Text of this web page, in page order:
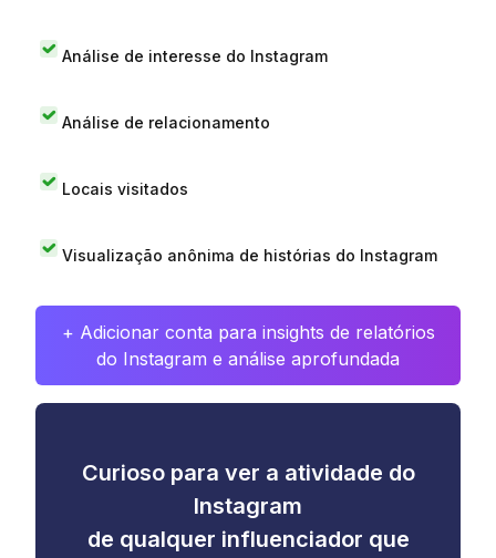
Análise de interesse do Instagram
Análise de relacionamento
Locais visitados
Visualização anônima de histórias do Instagram
+ Adicionar conta para insights de relatórios
do Instagram e análise aprofundada
Curioso para ver a atividade do
Instagram
de qualquer influenciador que